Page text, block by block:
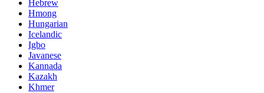
Hebrew
Hmong
Hungarian
Icelandic
Igbo
Javanese
Kannada
Kazakh
Khmer